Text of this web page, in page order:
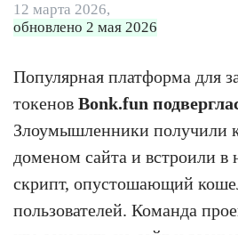
12 марта 2026,
обновлено 2 мая 2026
Популярная платформа для
токенов Bonk.fun
Злоумышленники получили
доменом сайта и встроили в
скрипт, опустошающий
пользователей. Команда